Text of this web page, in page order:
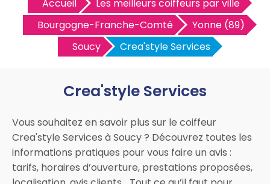
Accueil
Les meilleurs coiffeurs par ville
Bourgogne-Franche-Comté
Yonne (89)
Soucy
Crea'style Services
Crea'style Services
Vous souhaitez en savoir plus sur le coiffeur
Crea'style Services à Soucy ? Découvrez toutes les
informations pratiques pour vous faire un avis :
tarifs, horaires d’ouverture, prestations proposées,